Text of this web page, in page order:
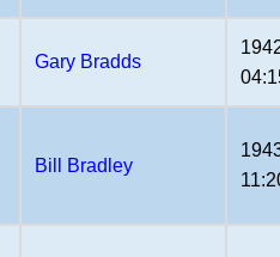
Gary Bradds
Bill Bradley